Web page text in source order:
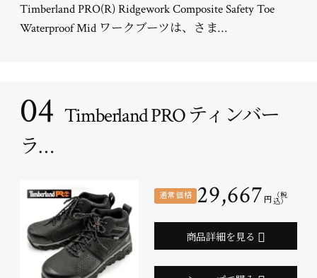
Timberland PRO(R) Ridgework Composite Safety Toe
Waterproof Mid ワークブーツは、さま…
04 Timberland PRO ティンバー
ラ…
通常価格 29,667 円 （税
込）
商品詳細を見る